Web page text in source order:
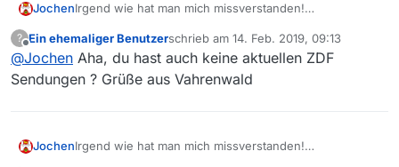
JochenIrgend wie hat man mich missverstanden!
mögliches Problem hinweisen!
Wie darf ich den so einen Hinweis formulieren, dass
ich nicht missverstanden werde?
?
Offline
Ein ehemaliger Benutzerschrieb am 14. Feb. 2019, 09:13
zuletzt editiert von
@Jochen Aha, du hast auch keine aktuellen ZDF
Sendungen ? Grüße aus Vahrenwald
JochenIrgend wie hat man mich missverstanden!